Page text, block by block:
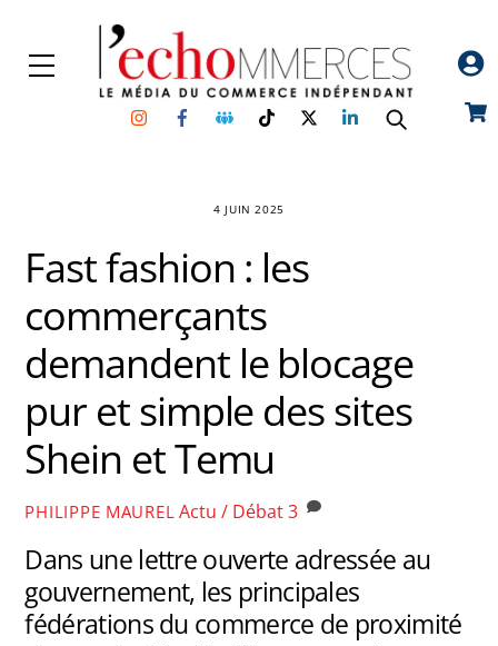
content
Menu
InstagramFacebookGroupe
Facebook
TikTokTwitterLinkedin
4 JUIN 2025
Fast fashion : les
commerçants
demandent le blocage
pur et simple des sites
Shein et Temu
PHILIPPE MAUREL Actu / Débat3
Dans une lettre ouverte adressée au
gouvernement, les principales
fédérations du commerce de proximité